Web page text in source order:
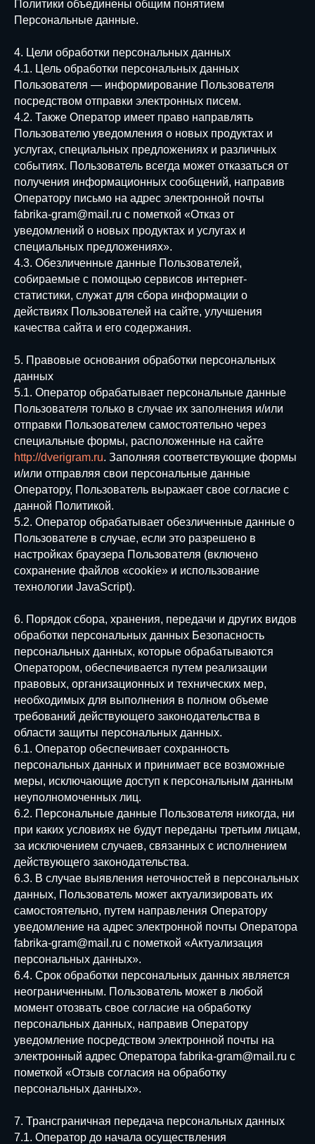
Политики объединены общим понятием
Персональные данные.
4. Цели обработки персональных данных
4.1. Цель обработки персональных данных
Пользователя — информирование Пользователя
посредством отправки электронных писем.
4.2. Также Оператор имеет право направлять
Пользователю уведомления о новых продуктах и
услугах, специальных предложениях и различных
событиях. Пользователь всегда может отказаться от
получения информационных сообщений, направив
Оператору письмо на адрес электронной почты
fabrika-gram@mail.ru с пометкой «Отказ от
уведомлений о новых продуктах и услугах и
специальных предложениях».
4.3. Обезличенные данные Пользователей,
собираемые с помощью сервисов интернет-
статистики, служат для сбора информации о
действиях Пользователей на сайте, улучшения
качества сайта и его содержания.
5. Правовые основания обработки персональных
данных
5.1. Оператор обрабатывает персональные данные
Пользователя только в случае их заполнения и/или
отправки Пользователем самостоятельно через
специальные формы, расположенные на сайте
http://dverigram.ru. Заполняя соответствующие формы
и/или отправляя свои персональные данные
Оператору, Пользователь выражает свое согласие с
данной Политикой.
5.2. Оператор обрабатывает обезличенные данные о
Пользователе в случае, если это разрешено в
настройках браузера Пользователя (включено
сохранение файлов «cookie» и использование
технологии JavaScript).
6. Порядок сбора, хранения, передачи и других видов
обработки персональных данных Безопасность
персональных данных, которые обрабатываются
Оператором, обеспечивается путем реализации
правовых, организационных и технических мер,
необходимых для выполнения в полном объеме
требований действующего законодательства в
области защиты персональных данных.
6.1. Оператор обеспечивает сохранность
персональных данных и принимает все возможные
меры, исключающие доступ к персональным данным
неуполномоченных лиц.
6.2. Персональные данные Пользователя никогда, ни
при каких условиях не будут переданы третьим лицам,
за исключением случаев, связанных с исполнением
действующего законодательства.
6.3. В случае выявления неточностей в персональных
данных, Пользователь может актуализировать их
самостоятельно, путем направления Оператору
уведомление на адрес электронной почты Оператора
fabrika-gram@mail.ru с пометкой «Актуализация
персональных данных».
6.4. Срок обработки персональных данных является
неограниченным. Пользователь может в любой
момент отозвать свое согласие на обработку
персональных данных, направив Оператору
уведомление посредством электронной почты на
электронный адрес Оператора fabrika-gram@mail.ru с
пометкой «Отзыв согласия на обработку
персональных данных».
7. Трансграничная передача персональных данных
7.1. Оператор до начала осуществления